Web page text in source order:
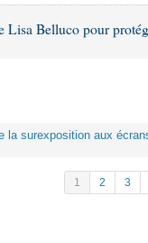
Belluco pour
la surexposition aux
1 2 3